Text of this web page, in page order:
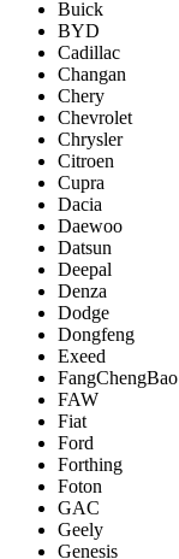
Buick
BYD
Cadillac
Changan
Chery
Chevrolet
Chrysler
Citroen
Cupra
Dacia
Daewoo
Datsun
Deepal
Denza
Dodge
Dongfeng
Exeed
FangChengBao
FAW
Fiat
Ford
Forthing
Foton
GAC
Geely
Genesis